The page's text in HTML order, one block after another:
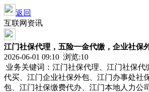
返回
互联网资讯
江门社保代理，五险一金代缴，企业社保
2026-06-01 09:10 浏览:10
业务关键词：江门社保代理、江门社保代
代买、江门企业社保外包、江门办事处社
包、江门社保缴费代办、江门本地人力公司